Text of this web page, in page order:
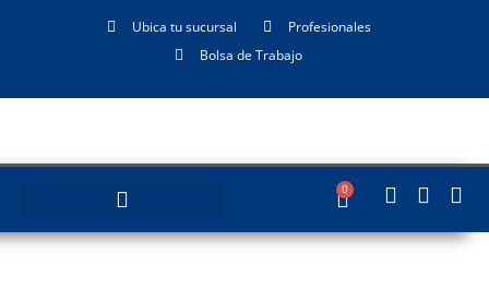
Ubica tu sucursal
Profesionales
Bolsa de Trabajo
0